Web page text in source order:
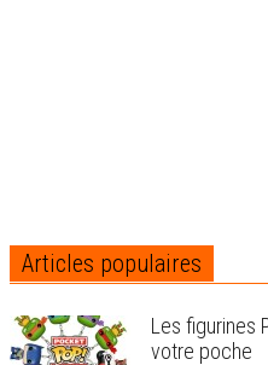
Articles populaires
Les figurines
votre poche